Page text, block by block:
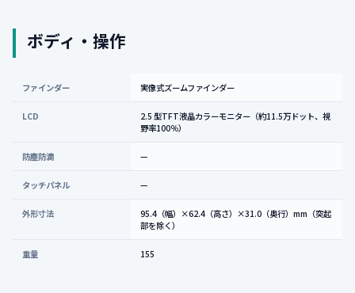
ボディ・操作
ファインダー 実像式ズームファインダー
LCD
2.5 型TFT液晶カラーモニター（約11.5万ドット、視
野率100％）
防塵防滴 —
タッチパネル —
外形寸法
95.4（幅）×62.4（高さ）×31.0（奥行）mm（突起
部を除く）
重量 155